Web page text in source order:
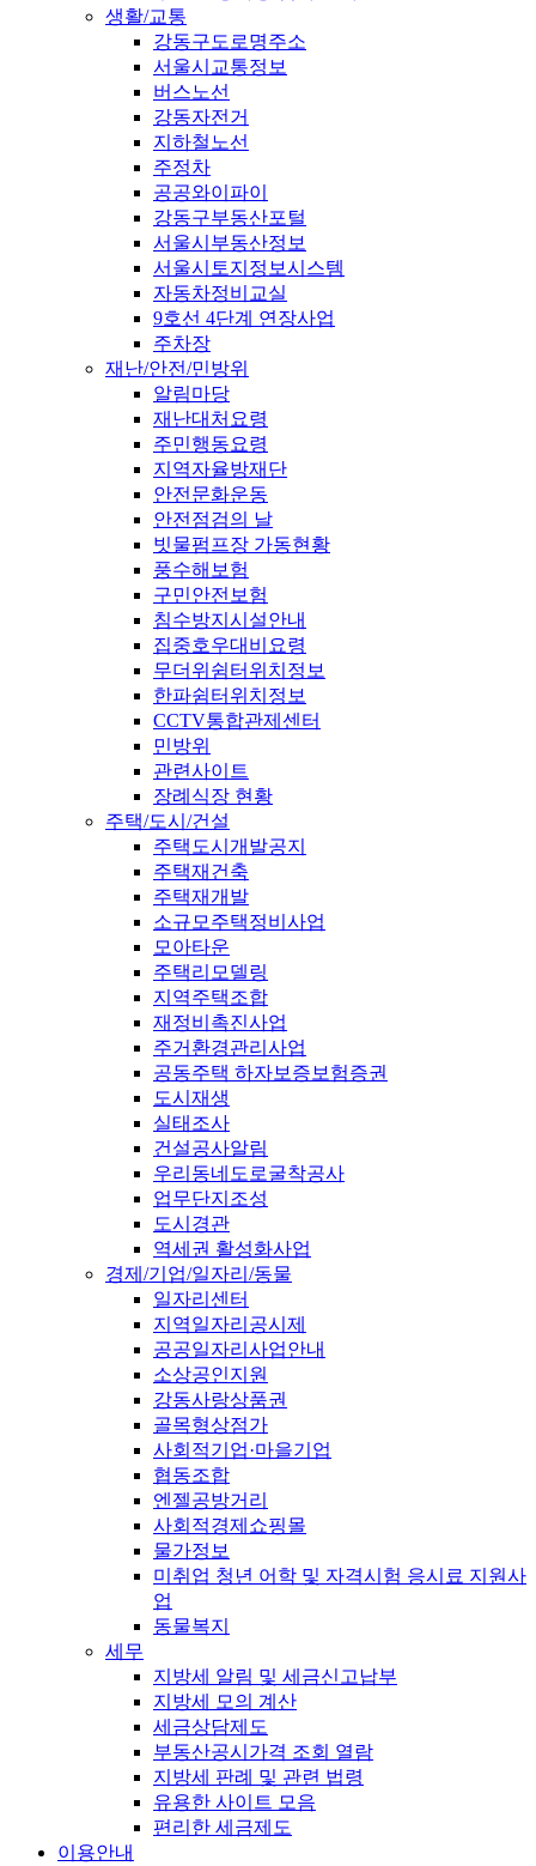
생활/교통
강동구도로명주소
서울시교통정보
버스노선
강동자전거
지하철노선
주정차
공공와이파이
강동구부동산포털
서울시부동산정보
서울시토지정보시스템
자동차정비교실
9호선 4단계 연장사업
주차장
재난/안전/민방위
알림마당
재난대처요령
주민행동요령
지역자율방재단
안전문화운동
안전점검의 날
빗물펌프장 가동현황
풍수해보험
구민안전보험
침수방지시설안내
집중호우대비요령
무더위쉼터위치정보
한파쉼터위치정보
CCTV통합관제센터
민방위
관련사이트
장례식장 현황
주택/도시/건설
주택도시개발공지
주택재건축
주택재개발
소규모주택정비사업
모아타운
주택리모델링
지역주택조합
재정비촉진사업
주거환경관리사업
공동주택 하자보증보험증권
도시재생
실태조사
건설공사알림
우리동네도로굴착공사
업무단지조성
도시경관
역세권 활성화사업
경제/기업/일자리/동물
일자리센터
지역일자리공시제
공공일자리사업안내
소상공인지원
강동사랑상품권
골목형상점가
사회적기업·마을기업
협동조합
엔젤공방거리
사회적경제쇼핑몰
물가정보
미취업 청년 어학 및 자격시험 응시료 지원사
업
동물복지
세무
지방세 알림 및 세금신고납부
지방세 모의 계산
세금상담제도
부동산공시가격 조회 열람
지방세 판례 및 관련 법령
유용한 사이트 모음
편리한 세금제도
이용안내